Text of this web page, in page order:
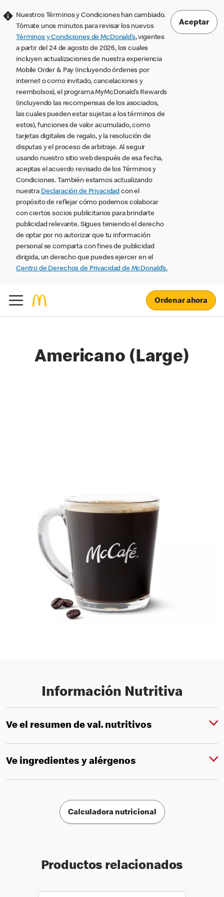
Nuestros Términos y Condiciones han cambiado.
Tómate unos minutos para revisar los nuevos
Términos y Condiciones de McDonald’s, vigentes
a partir del 24 de agosto de 2026, los cuales
incluyen actualizaciones de nuestra experiencia
Mobile Order & Pay (incluyendo órdenes por
internet o como invitado, cancelaciones y
reembolsos), el programa MyMcDonald’s Rewards
(incluyendo las recompensas de los asociados,
las cuales pueden estar sujetas a los términos de
estos), funciones de valor acumulado, como
tarjetas digitales de regalo, y la resolución de
disputas y el proceso de arbitraje. Al seguir
usando nuestro sitio web después de esa fecha,
aceptas el acuerdo revisado de los Términos y
Condiciones. También estamos actualizando
nuestra Declaración de Privacidad con el
propósito de reflejar cómo podemos colaborar
con ciertos socios publicitarios para brindarte
publicidad relevante. Sigues teniendo el derecho
de optar por no autorizar que tu información
personal se comparta con fines de publicidad
dirigida, un derecho que puedes ejercer en el
Centro de Derechos de Privacidad de McDonald’s.
Aceptar
Ordenar ahora
Americano (Large)
Información Nutritiva
Ve el resumen de val. nutritivos
Ve ingredientes y alérgenos
Calculadora nutricional
Productos relacionados